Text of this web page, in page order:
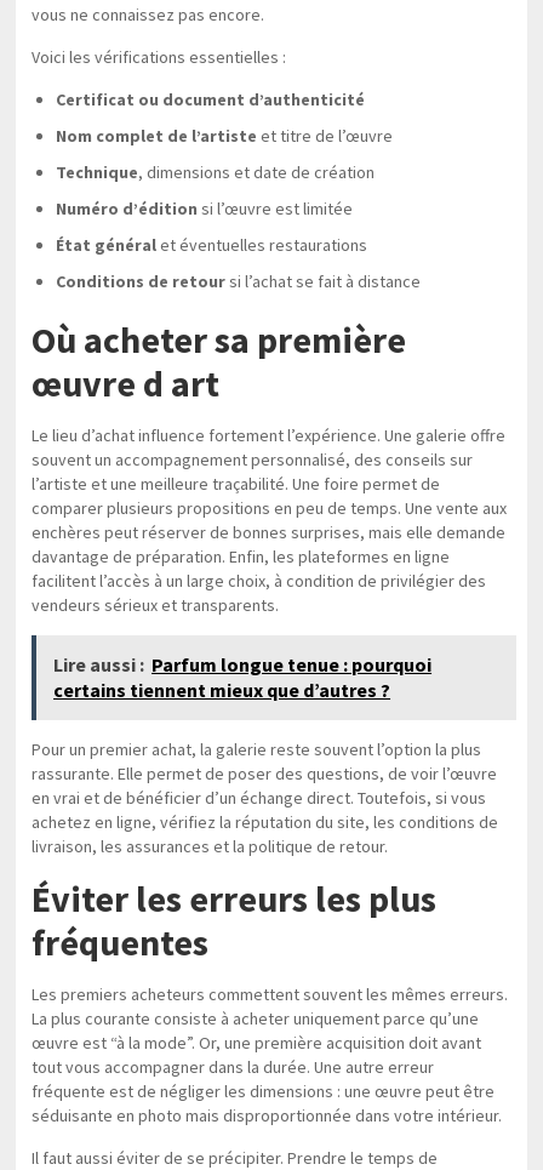
vous ne connaissez pas encore.
Voici les vérifications essentielles :
Certificat ou document d’authenticité
Nom complet de l’artiste et titre de l’œuvre
Technique, dimensions et date de création
Numéro d’édition si l’œuvre est limitée
État généralet éventuelles restaurations
Conditions de retoursi l’achat se fait à distance
Où acheter sa première
œuvre d art
Le lieu d’achat influence fortement l’expérience. Une galerie offre
souvent un accompagnement personnalisé, des conseils sur
l’artiste et une meilleure traçabilité. Une foire permet de
comparer plusieurs propositions en peu de temps. Une vente aux
enchères peut réserver de bonnes surprises, mais elle demande
davantage de préparation. Enfin, les plateformes en ligne
facilitent l’accès à un large choix, à condition de privilégier des
vendeurs sérieux et transparents.
Lire aussi : Parfum longue tenue : pourquoi
certains tiennent mieux que d’autres ?
Pour un premier achat, la galerie reste souvent l’option la plus
rassurante. Elle permet de poser des questions, de voir l’œuvre
en vrai et de bénéficier d’un échange direct. Toutefois, si vous
achetez en ligne, vérifiez la réputation du site, les conditions de
livraison, les assurances et la politique de retour.
Éviter les erreurs les plus
fréquentes
Les premiers acheteurs commettent souvent les mêmes erreurs.
La plus courante consiste à acheter uniquement parce qu’une
œuvre est “à la mode”. Or, une première acquisition doit avant
tout vous accompagner dans la durée. Une autre erreur
fréquente est de négliger les dimensions : une œuvre peut être
séduisante en photo mais disproportionnée dans votre intérieur.
Il faut aussi éviter de se précipiter. Prendre le temps de